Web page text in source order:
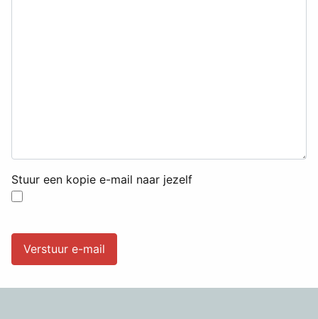
Stuur een kopie e-mail naar jezelf
Verstuur e-mail